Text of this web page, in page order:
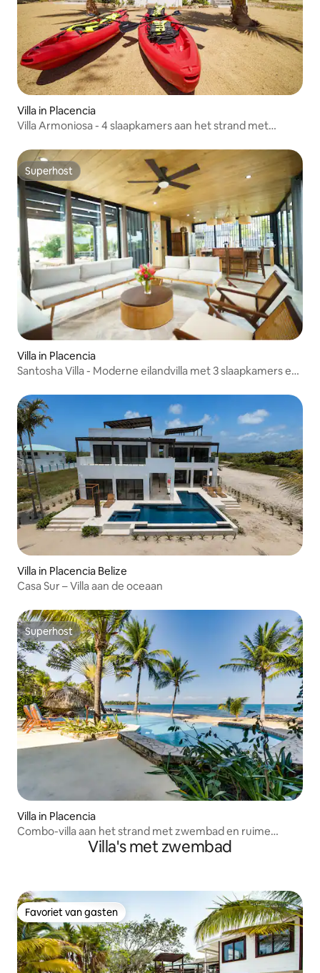
Villa in Placencia
Villa Armoniosa - 4 slaapkamers aan het strand met
Superhost
Superhost
Villa in Placencia
Santosha Villa - Moderne eilandvilla met 3 slaapkamers en
Villa in Placencia Belize
Casa Sur – Villa aan de oceaan
Superhost
Superhost
Villa in Placencia
Combo-villa aan het strand met zwembad en ruime
Villa's met zwembad
Favoriet van gasten
Favoriet van gasten